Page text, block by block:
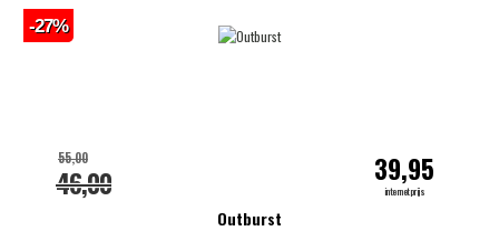
Outburst
46,00
55,00 39,95
internetprijs
-27%